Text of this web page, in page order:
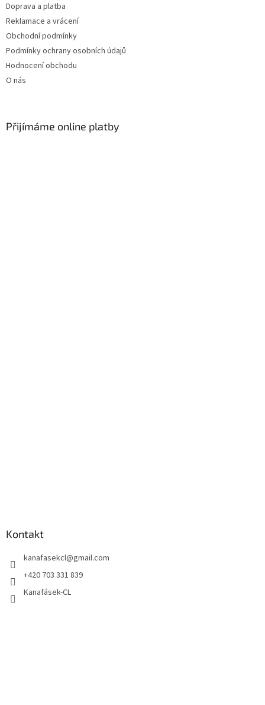
Doprava a platba
Reklamace a vrácení
Obchodní podmínky
Podmínky ochrany osobních údajů
Hodnocení obchodu
O nás
Přijímáme online platby
Kontakt
kanafasekcl@gmail.com
+420 703 331 839
Kanafásek-CL